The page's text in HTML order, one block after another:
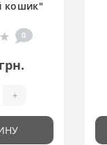
кошик"
0
+